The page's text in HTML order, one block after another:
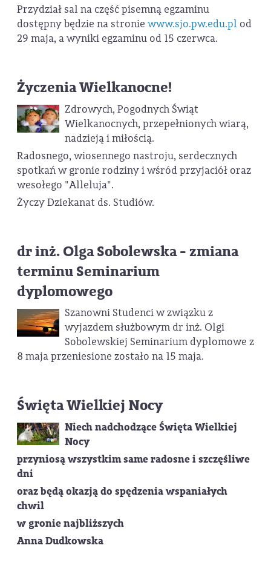
Przydział sal na część pisemną egzaminu
dostępny będzie na stronie www.sjo.pw.edu.pl od
29 maja, a wyniki egzaminu od 15 czerwca.
Życzenia Wielkanocne!
Zdrowych, Pogodnych Świąt
Wielkanocnych, przepełnionych wiarą,
nadzieją i miłością.
Radosnego, wiosennego nastroju, serdecznych
spotkań w gronie rodziny i wśród przyjaciół oraz
wesołego "Alleluja".
Życzy Dziekanat ds. Studiów.
dr inż. Olga Sobolewska - zmiana
terminu Seminarium
dyplomowego
Szanowni Studenci w związku z
wyjazdem służbowym dr inż. Olgi
Sobolewskiej Seminarium dyplomowe z
8 maja przeniesione zostało na 15 maja.
Święta Wielkiej Nocy
Niech nadchodzące Święta Wielkiej
Nocy
przyniosą wszystkim same radosne i szczęśliwe
dni
oraz będą okazją do spędzenia wspaniałych
chwil
w gronie najbliższych
Anna Dudkowska